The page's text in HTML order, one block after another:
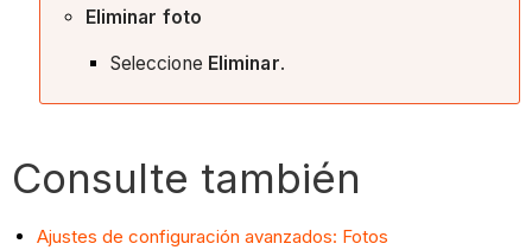
Eliminar foto
Seleccione Eliminar.
Consulte también
Ajustes de configuración avanzados: Fotos